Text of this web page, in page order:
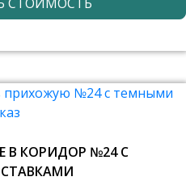
В КОРИДОР №24 С